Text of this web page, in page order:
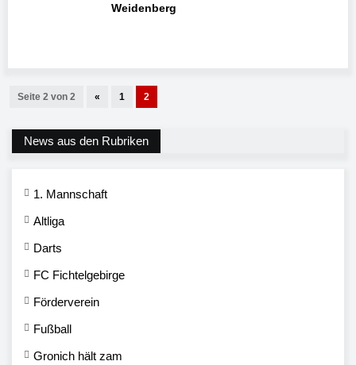
Weidenberg
Seite 2 von 2 « 1 2
News aus den Rubriken
1. Mannschaft
Altliga
Darts
FC Fichtelgebirge
Förderverein
Fußball
Gronich hält zam